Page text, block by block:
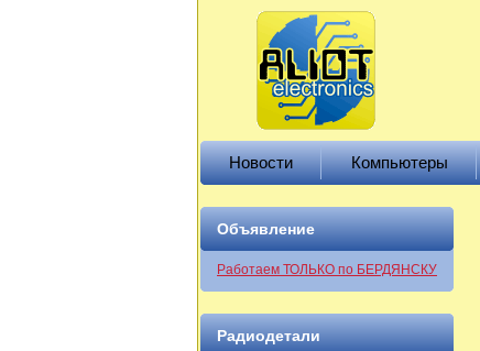
Новости Компьютеры
Объявление
Работаем ТОЛЬКО по БЕРДЯНСКУ
Радиодетали